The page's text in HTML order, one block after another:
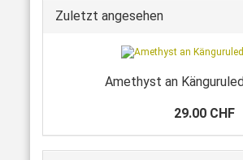
Zuletzt angesehen
Amethyst an
29.00 CHF